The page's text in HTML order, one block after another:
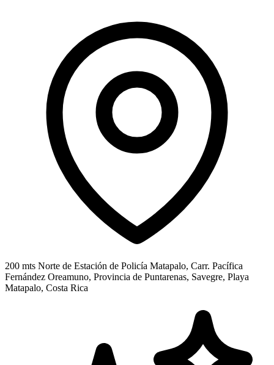
200 mts Norte de Estación de Policía Matapalo, Carr. Pacífica
Fernández Oreamuno, Provincia de Puntarenas, Savegre, Playa
Matapalo, Costa Rica